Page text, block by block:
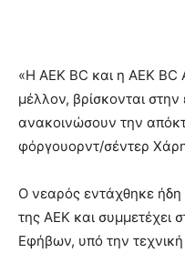
«H ΑΕΚ ΒC και η ΑΕΚ ΒC
μέλλον, βρίσκονται στην
ανακοινώσουν την
φόργουορντ/σέντερ
Ο νεαρός εντάχθηκε ήδη
της ΑΕΚ και συμμετέχει
Εφήβων, υπό την